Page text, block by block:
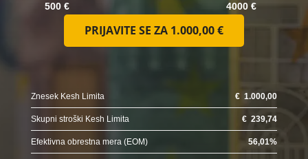
500 € 4000 €
PRIJAVITE SE ZA 1.000,00 €
Znesek Kesh Limita €1.000,00
Skupni stroški Kesh Limita €239,74
Efektivna obrestna mera (EOM) 56,01%